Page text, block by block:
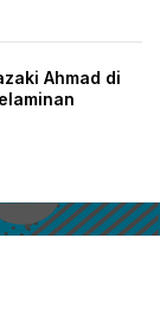
Ahmad di